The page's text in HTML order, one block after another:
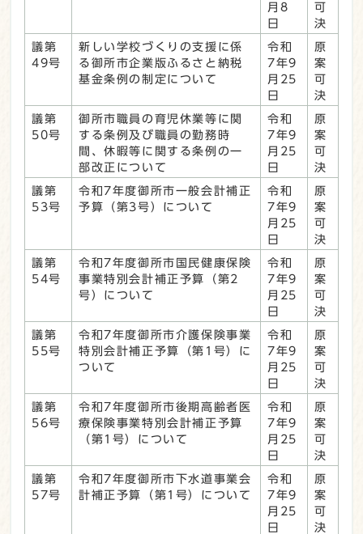
月8
日
可
決
議第
49号
新しい学校づくりの支援に係
る御所市企業版ふるさと納税
基金条例の制定について
令和
7年9
月25
日
原
案
可
決
議第
50号
御所市職員の育児休業等に関
する条例及び職員の勤務時
間、休暇等に関する条例の一
部改正について
令和
7年9
月25
日
原
案
可
決
議第
53号
令和7年度御所市一般会計補正
予算（第3号）について
令和
7年9
月25
日
原
案
可
決
議第
54号
令和7年度御所市国民健康保険
事業特別会計補正予算（第2
号）について
令和
7年9
月25
日
原
案
可
決
議第
55号
令和7年度御所市介護保険事業
特別会計補正予算（第1号）に
ついて
令和
7年9
月25
日
原
案
可
決
議第
56号
令和7年度御所市後期高齢者医
療保険事業特別会計補正予算
（第1号）について
令和
7年9
月25
日
原
案
可
決
議第
57号
令和7年度御所市下水道事業会
計補正予算（第1号）について
令和
7年9
月25
日
原
案
可
決